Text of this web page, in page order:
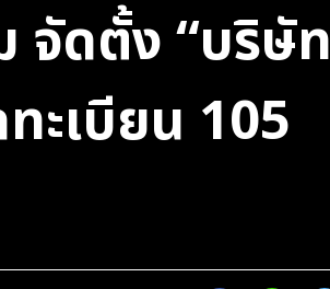
จัดตั้ง “บริษัท
ะเบียน 105